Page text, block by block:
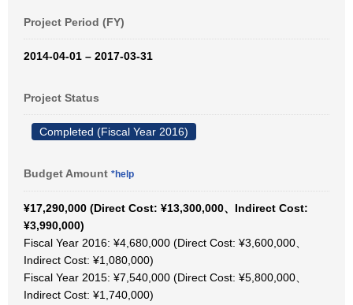
Project Period (FY)
2014-04-01 – 2017-03-31
Project Status
Completed (Fiscal Year 2016)
Budget Amount *help
¥17,290,000 (Direct Cost: ¥13,300,000、Indirect Cost:
¥3,990,000)
Fiscal Year 2016: ¥4,680,000 (Direct Cost: ¥3,600,000、
Indirect Cost: ¥1,080,000)
Fiscal Year 2015: ¥7,540,000 (Direct Cost: ¥5,800,000、
Indirect Cost: ¥1,740,000)